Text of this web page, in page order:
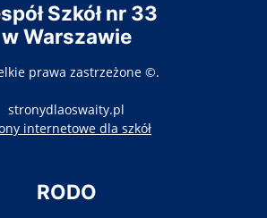
Szkół nr 33
w Warszawie
prawa zastrzeżone ©.
stronydlaoswaity.pl
internetowe dla szkółotwiera się w
RODO